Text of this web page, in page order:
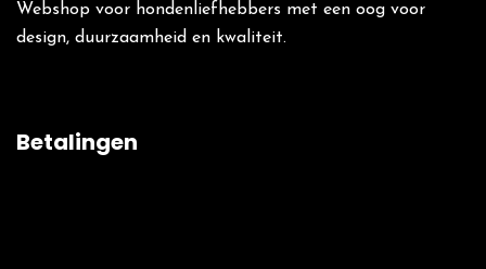
Webshop voor hondenliefhebbers met een oog voor
design, duurzaamheid en kwaliteit.
Betalingen